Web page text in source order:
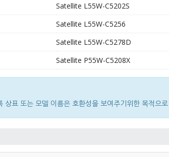
Satellite L55W-C5202S
Satellite L55W-C5256
Satellite L55W-C5278D
Satellite P55W-C5208X
표 또는 모델 이름은 호환성을 보여주기위한 목적으로